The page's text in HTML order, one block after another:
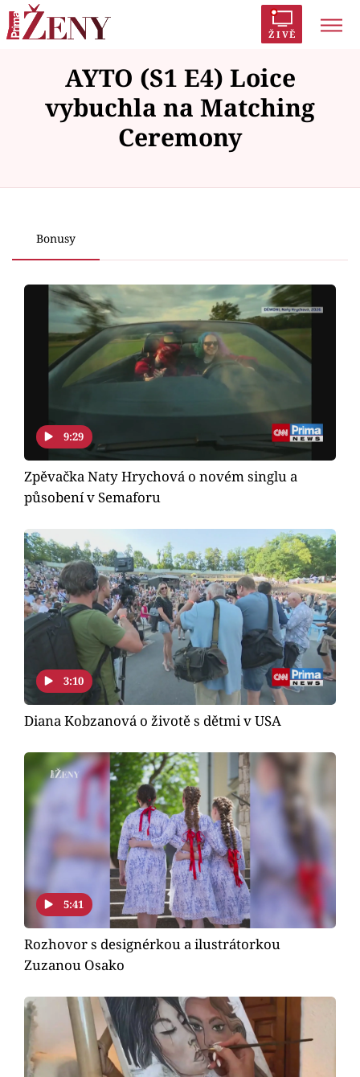
ŽIVĚ
Polabí Inspekce Prostřeno!
AYTO?
Módní alarm
Zrádci Proměny
Celebrity
Vztahy
Seriály
Horoskopy
Filmový festival Karlovy Vary
Pořady
Přihlášení
Sledujte nás
AYTO (S1 E4) Loice
vybuchla na Matching
Ceremony
Bonusy
9:29
Zpěvačka Naty Hrychová o novém singlu a
působení v Semaforu
3:10
Diana Kobzanová o životě s dětmi v USA
5:41
Rozhovor s designérkou a ilustrátorkou
Zuzanou Osako